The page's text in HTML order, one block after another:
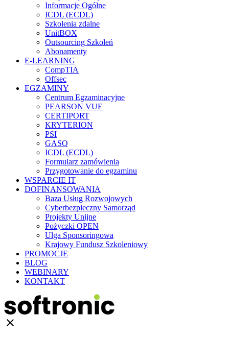
Informacje Ogólne
ICDL (ECDL)
Szkolenia zdalne
UnitBOX
Outsourcing Szkoleń
Abonamenty
E-LEARNING
CompTIA
Offsec
EGZAMINY
Centrum Egzaminacyjne
PEARSON VUE
CERTIPORT
KRYTERION
PSI
GASQ
ICDL (ECDL)
Formularz zamówienia
Przygotowanie do egzaminu
WSPARCIE IT
DOFINANSOWANIA
Baza Usług Rozwojowych
Cyberbezpieczny Samorząd
Projekty Unijne
Pożyczki OPEN
Ulga Sponsoringowa
Krajowy Fundusz Szkoleniowy
PROMOCJE
BLOG
WEBINARY
KONTAKT
clear